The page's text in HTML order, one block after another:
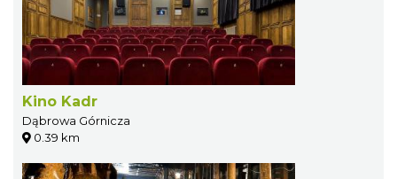
Kino Kadr
Dąbrowa Górnicza
0.39 km